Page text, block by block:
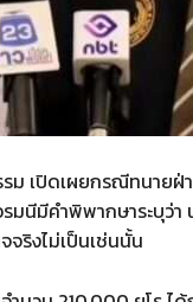
เปิดเผยกรณีทนายฝ่
มนีมีคำพิพากษาระบุว่
ริงไม่เป็นเช่นนั้น